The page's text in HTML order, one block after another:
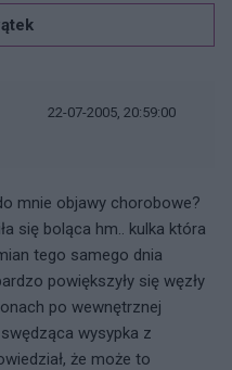
22-07-2005, 20:59:00
mnie objawy chorobowe?
się boląca hm.. kulka która
tego samego dnia
powiększyły się węzły
po wewnętrznej
wysypka z
że może to